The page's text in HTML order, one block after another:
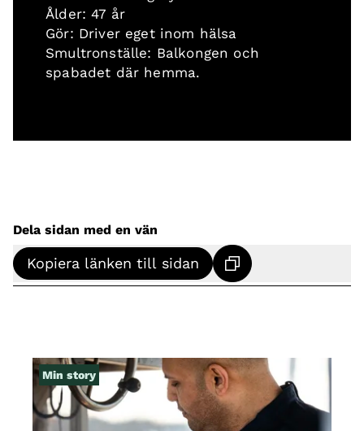
Ålder: 47 år
Gör: Driver eget inom hälsa
Smultronställe: Balkongen och
spabadet där hemma.
Dela sidan med en vän
Kopiera länken till sidan
Min story